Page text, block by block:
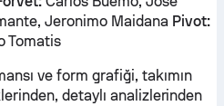
Jeronimo Maidana Pivot:
Tomatis
ve form grafiği, takımın
detaylı analizlerinden